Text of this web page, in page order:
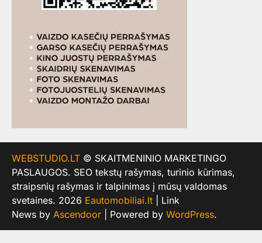
WEBSTUDIO.LT © SKAITMENINIO MARKETINGO
PASLAUGOS. SEO tekstų rašymas, turinio kūrimas,
straipsnių rašymas ir talpinimas į mūsų valdomas
svetaines. 2026 Eautomobiliai.lt | Link
News by Ascendoor | Powered by WordPress.